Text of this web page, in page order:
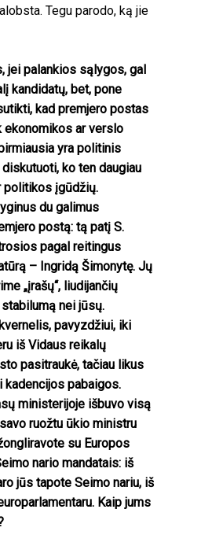
Tegu parodo, ką jie
jei palankios sąlygos, gal
kandidatų, bet, pone
kad premjero postas
ekonomikos ar verslo
yra politinis
ko ten daugiau
politikos įgūdžių.
du galimus
postą: tą patį S.
pagal reitingus
– Ingridą Šimonytę. Jų
„įrašų“, liudijančių
nei jūsų.
pavyzdžiui, iki
iš Vidaus reikalų
pasitraukė, tačiau likus
kadencijos pabaigos.
ministerijoje išbuvo visą
ruožtu ūkio ministru
su Europos
nario mandatais: iš
jūs tapote Seimo nariu, iš
Kaip jums